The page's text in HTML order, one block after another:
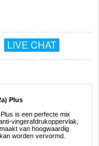
LIVE CHAT
Plus
is een perfecte mix
vingerafdrukoppervlak,
van hoogwaardig
worden vervormd.